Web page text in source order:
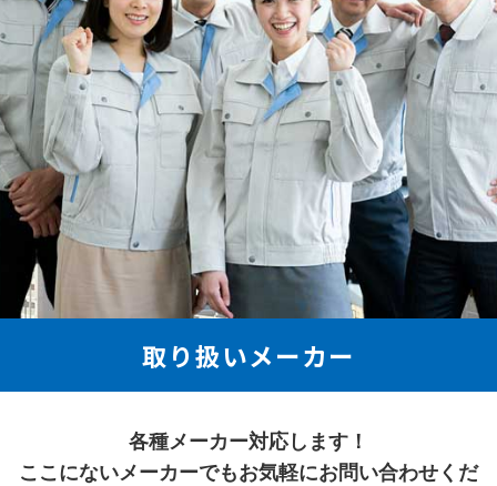
取り扱いメーカー
各種メーカー対応します！
ここにないメーカーでもお気軽にお問い合わせくだ